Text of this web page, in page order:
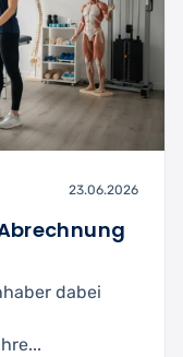
23.06.2026
dabei